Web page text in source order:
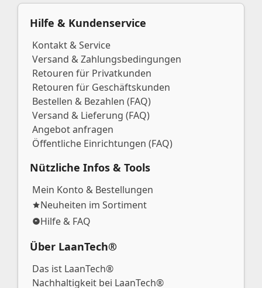
Hilfe & Kundenservice
Kontakt & Service
Versand & Zahlungsbedingungen
Retouren für Privatkunden
Retouren für Geschäftskunden
Bestellen & Bezahlen (FAQ)
Versand & Lieferung (FAQ)
Angebot anfragen
Öffentliche Einrichtungen (FAQ)
Nützliche Infos & Tools
Mein Konto & Bestellungen
Neuheiten im Sortiment
Hilfe & FAQ
Über LaanTech®
Das ist LaanTech®
Nachhaltigkeit bei LaanTech®